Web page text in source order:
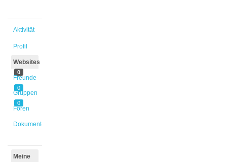
Aktivität
Profil
Websites
0
Freunde
0
Gruppen
0
Foren
Dokumente
Meine